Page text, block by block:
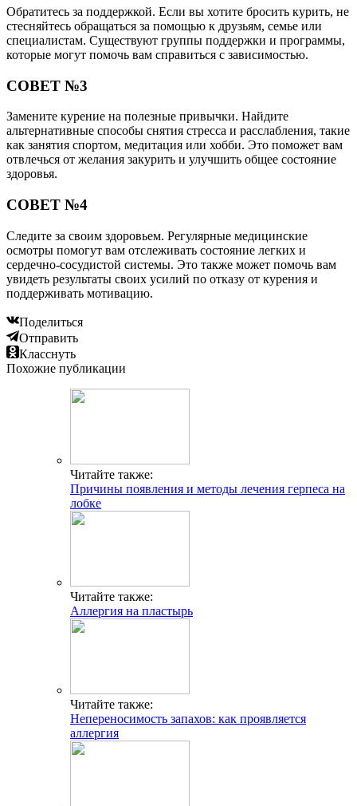
Обратитесь за поддержкой. Если вы хотите бросить курить, не
стесняйтесь обращаться за помощью к друзьям, семье или
специалистам. Существуют группы поддержки и программы,
которые могут помочь вам справиться с зависимостью.
СОВЕТ №3
Замените курение на полезные привычки. Найдите
альтернативные способы снятия стресса и расслабления, такие
как занятия спортом, медитация или хобби. Это поможет вам
отвлечься от желания закурить и улучшить общее состояние
здоровья.
СОВЕТ №4
Следите за своим здоровьем. Регулярные медицинские
осмотры помогут вам отслеживать состояние легких и
сердечно-сосудистой системы. Это также может помочь вам
увидеть результаты своих усилий по отказу от курения и
поддерживать мотивацию.
Поделиться
Отправить
Класснуть
Похожие публикации
Читайте также:
Причины появления и методы лечения герпеса на
лобке
Читайте также:
Аллергия на пластырь
Читайте также:
Непереносимость запахов: как проявляется
аллергия